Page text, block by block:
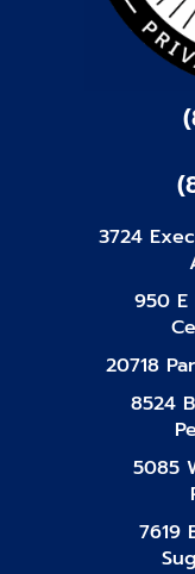
3724
950 E
20718
8524
5085
7619